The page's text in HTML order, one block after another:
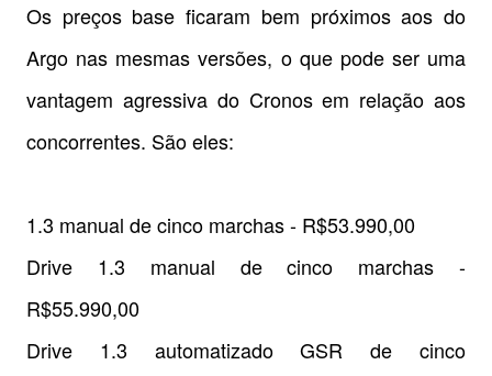
Os preços base ficaram bem próximos aos do
Argo nas mesmas versões, o que pode ser uma
vantagem agressiva do Cronos em relação aos
concorrentes. São eles:
1.3 manual de cinco marchas - R$53.990,00
Drive 1.3 manual de cinco marchas -
R$55.990,00
Drive 1.3 automatizado GSR de cinco